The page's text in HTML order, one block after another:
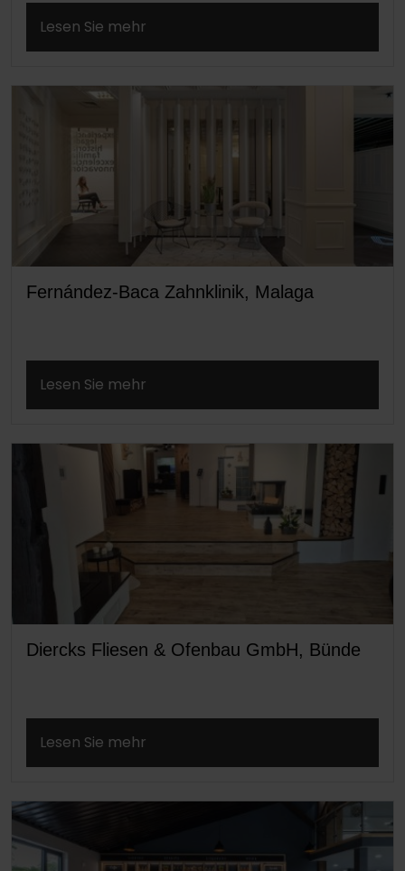
Lesen Sie mehr
Fernández-Baca Zahnklinik, Malaga
Lesen Sie mehr
Diercks Fliesen & Ofenbau GmbH, Bünde
Lesen Sie mehr